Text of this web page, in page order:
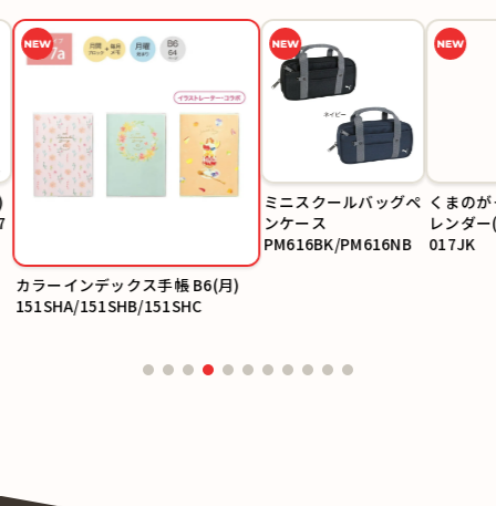
カラーインデックス手帳 B6(月)
151SHA/151SHB/151SHC
ミニスクールバッグペ
ンケース
PM616BK/PM616NB
くまのが
レンダー(
017JK